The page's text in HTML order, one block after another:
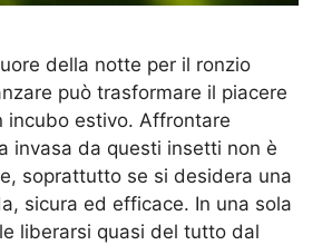
della notte per il ronzio
può trasformare il piacere
incubo estivo. Affrontare
invasa da questi insetti non è
soprattutto se si desidera una
sicura ed efficace. In una sola
liberarsi quasi del tutto dal